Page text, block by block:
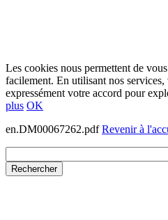
Les cookies nous permettent de
facilement. En utilisant nos services,
expressément votre accord pour
plus OK
en.DM00067262.pdfRevenir à